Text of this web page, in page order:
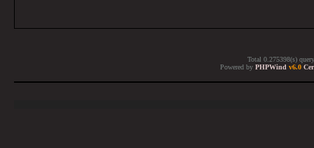
Total 0.275398(s)
Powered by PHPWind v6.0